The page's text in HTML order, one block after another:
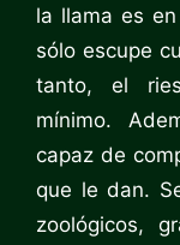
la llama es
sólo escupe
tanto, el
mínimo.
capaz de
que le dan.
zoológicos,